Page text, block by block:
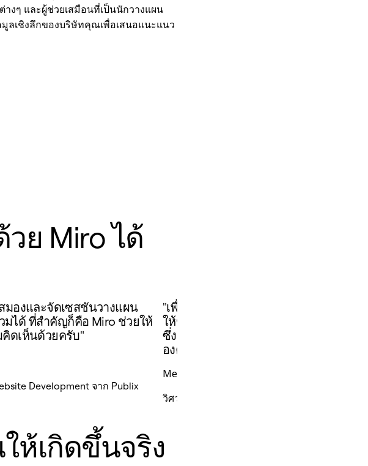
งๆ และผู้ช่วยเสมือนที่เป็นนักวางแผน
ลเชิงลึกของบริษัทคุณเพื่อเสนอแนะแนว
ย Miro ได้
มองและจัดเซสชันวางแผน
ได้ ที่สำคัญก็คือ Miro ช่วยให้
ดเห็นด้วยครับ"
Development จาก Publix
"เพื่อนร่วมงานจากทั่วทุกมุมโลกสามารถ
ให้ข้อเสนอแนะผ่าน Miro ได้อย่างง่ายด
ซึ่งช่วยเพิ่มประสิทธิภาพการทำงานและป
องค์กรครับ"
Mert Kilinc
วิศวกรวัสดุอาวุโส
ห้เกิดขึ้นจริง